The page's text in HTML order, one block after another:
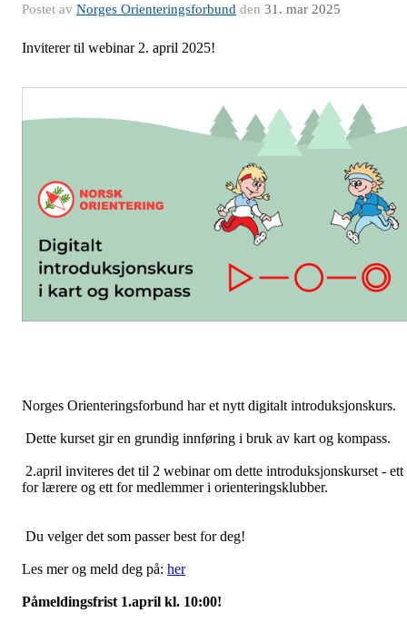
Postet av Norges Orienteringsforbund den 31. mar 2025
Inviterer til webinar 2. april 2025!
Norges Orienteringsforbund har et nytt digitalt introduksjonskurs.
Dette kurset gir en grundig innføring i bruk av kart og kompass.
2.april inviteres det til 2 webinar om dette introduksjonskurset - ett
for lærere og ett for medlemmer i orienteringsklubber.
Du velger det som passer best for deg!
Les mer og meld deg på: her
Påmeldingsfrist 1.april kl. 10:00!